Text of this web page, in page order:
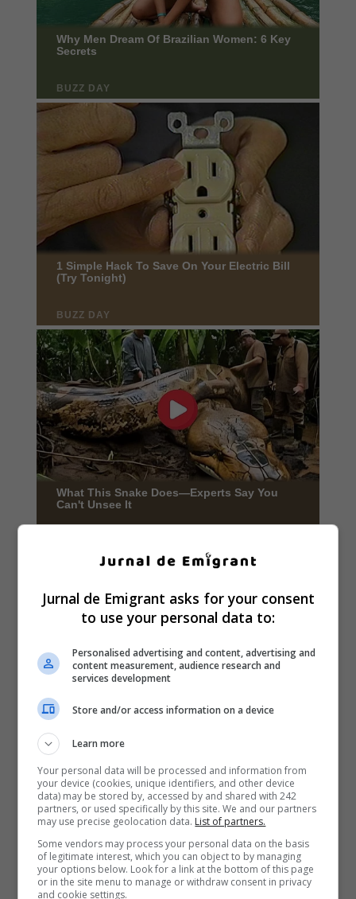
Jurnal de Emigrant asks for your consent
to use your personal data to:
Personalised advertising and content, advertising and
content measurement, audience research and
services development
Store and/or access information on a device
Learn more
Your personal data will be processed and information from
your device (cookies, unique identifiers, and other device
data) may be stored by, accessed by and shared with 242
partners, or used specifically by this site. We and our partners
may use precise geolocation data. List of partners.
Some vendors may process your personal data on the basis
of legitimate interest, which you can object to by managing
your options below. Look for a link at the bottom of this page
or in the site menu to manage or withdraw consent in privacy
and cookie settings.